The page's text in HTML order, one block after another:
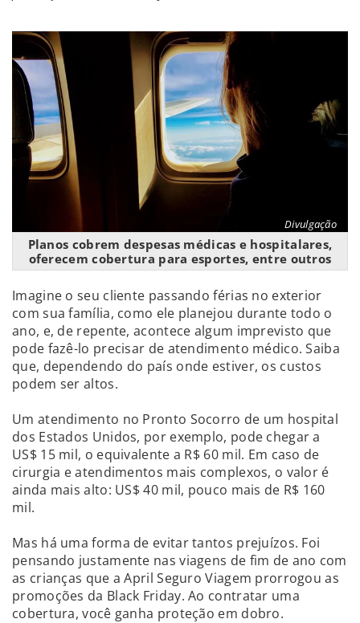
Divulgação
Planos cobrem despesas médicas e hospitalares,
oferecem cobertura para esportes, entre outros
Imagine o seu cliente passando férias no exterior
com sua família, como ele planejou durante todo o
ano, e, de repente, acontece algum imprevisto que
pode fazê-lo precisar de atendimento médico. Saiba
que, dependendo do país onde estiver, os custos
podem ser altos.
Um atendimento no Pronto Socorro de um hospital
dos Estados Unidos, por exemplo, pode chegar a
US$ 15 mil, o equivalente a R$ 60 mil. Em caso de
cirurgia e atendimentos mais complexos, o valor é
ainda mais alto: US$ 40 mil, pouco mais de R$ 160
mil.
Mas há uma forma de evitar tantos prejuízos. Foi
pensando justamente nas viagens de fim de ano com
as crianças que a April Seguro Viagem prorrogou as
promoções da Black Friday. Ao contratar uma
cobertura, você ganha proteção em dobro.